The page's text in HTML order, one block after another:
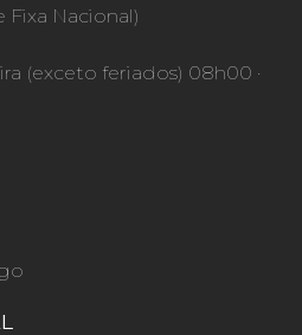
Fixa Nacional)
(exceto feriados) 08h00 ·